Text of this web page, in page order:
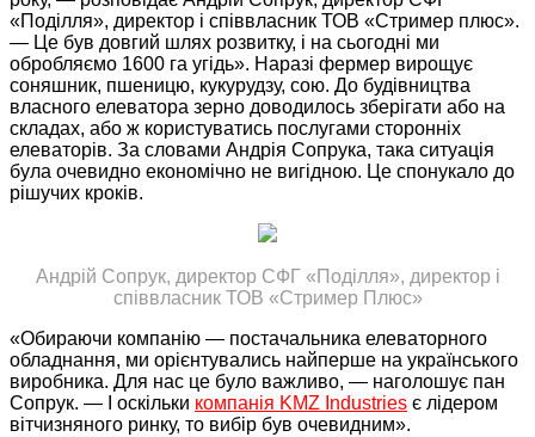
«Поділля», директор і співвласник ТОВ «Стример плюс».
— Це був довгий шлях розвитку, і на сьогодні ми
обробляємо 1600 га угідь». Наразі фермер вирощує
соняшник, пшеницю, кукурудзу, сою. До будівництва
власного елеватора зерно доводилось зберігати або на
складах, або ж користуватись послугами сторонніх
елеваторів. За словами Андрія Сопрука, така ситуація
була очевидно економічно не вигідною. Це спонукало до
рішучих кроків.
Андрій Сопрук, директор СФГ «Поділля», директор і
співвласник ТОВ «Стример Плюс»
«Обираючи компанію — постачальника елеваторного
обладнання, ми орієнтувались найперше на українського
виробника. Для нас це було важливо, — наголошує пан
Сопрук. — І оскільки компанія KMZ Industries є лідером
вітчизняного ринку, то вибір був очевидним».